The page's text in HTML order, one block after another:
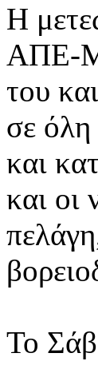
Η
ΑΠΕ-
του
σε όλη
και
και οι
Το